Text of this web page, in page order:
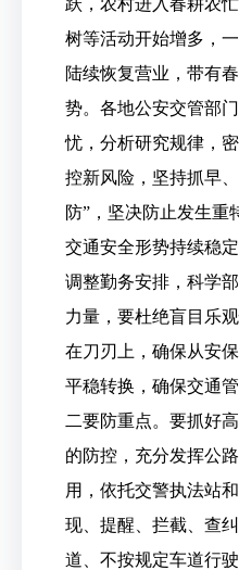
跃，农村进入春耕农
树等活动开始增多，
陆续恢复营业，带有
势。各地公安交管部
忧，分析研究规律，
控新风险，坚持抓早
防”，坚决防止发生重
交通安全形势持续稳
调整勤务安排，科学
力量，要杜绝盲目乐
在刀刃上，确保从安
平稳转换，确保交通
二要防重点。要抓好
的防控，充分发挥公
用，依托交警执法站
现、提醒、拦截、查
道、不按规定车道行